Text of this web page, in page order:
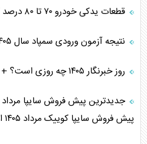
قطعات یدکی خودرو ۷۰ تا ۸۰ درصد گران شد
نتیجه آزمون ورودی سمپاد سال ۱۴۰۵ اعلام شد
روز خبرنگار ۱۴۰۵ چه روزی است؟ + پیام تبریک روز خبرنگار ۱۴۰۵
پیش فروش سایپا کوییک مرداد ۱۴۰۵ اعلام شد